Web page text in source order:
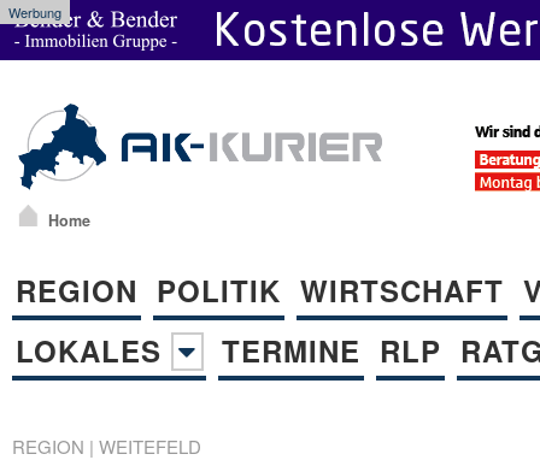
Werbung
Home
REGION POLITIK WIRTSCHAFT
LOKALES
TERMINE RLP
REGION | WEITEFELD